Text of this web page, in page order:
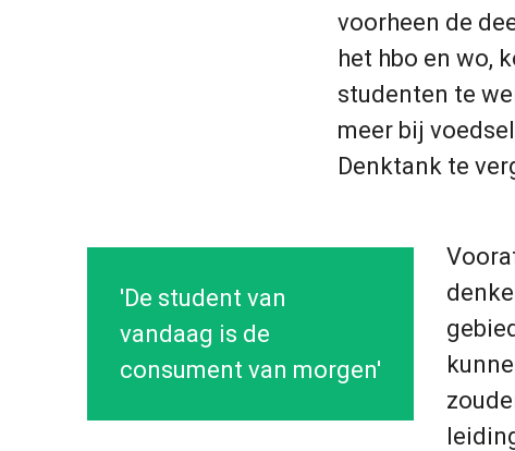
voorheen de
het hbo en wo,
studenten te
meer bij
Denktank te
'De student van
vandaag is de
consument van morgen'